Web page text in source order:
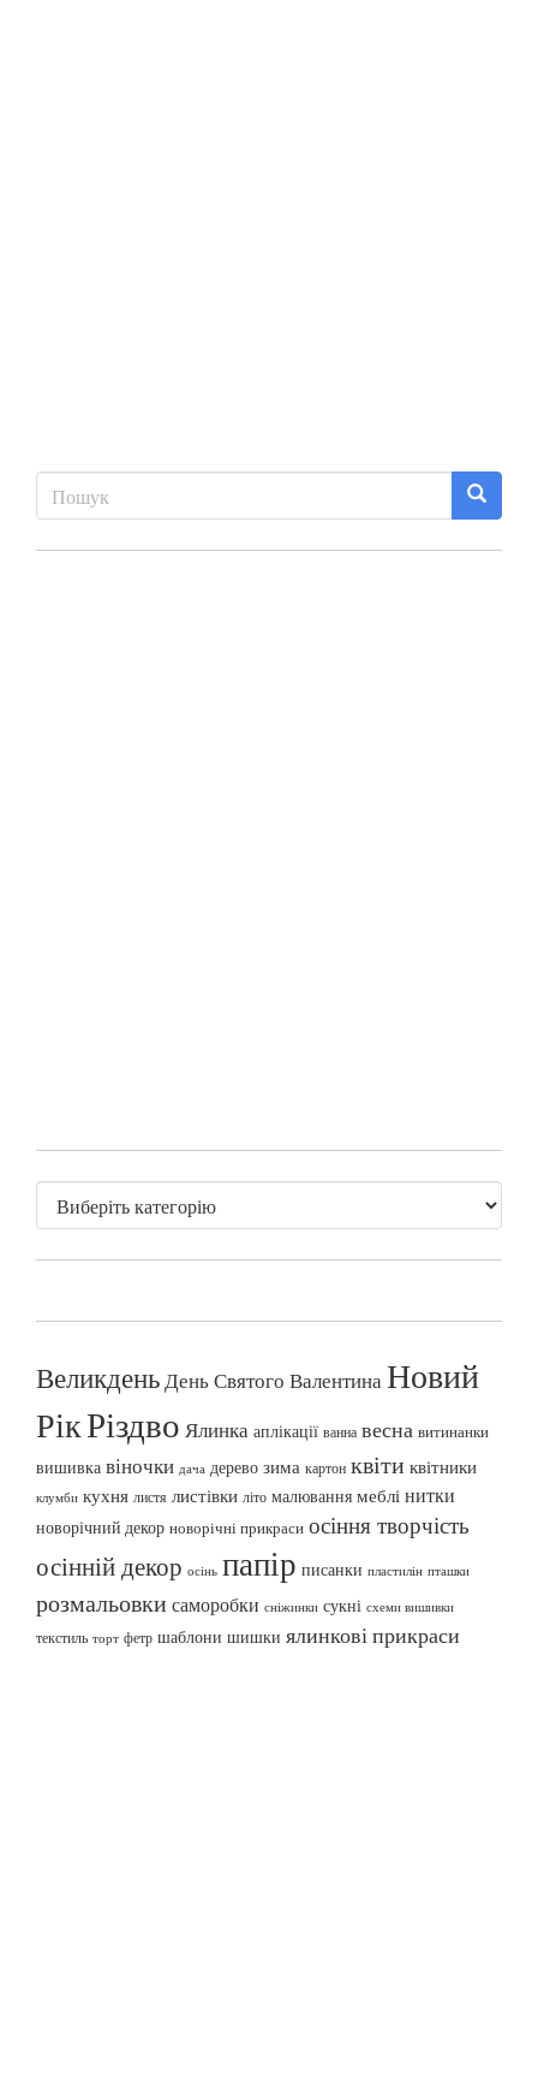
ВеликденьДень Святого ВалентинаНовий
РікРіздво Ялинка аплікації ванна весна витинанки
вишивка віночки дача дерево зима картон квіти квітники
клумби кухня листя листівки літо малювання меблі нитки
новорічний декор новорічні прикраси осіння творчість
осінній декор осінь папір писанки пластилін пташки
розмальовки саморобки сніжинки сукні схеми вишивки
текстиль торт фетр шаблони шишки ялинкові прикраси